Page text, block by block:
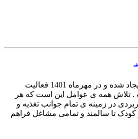
مگ فود در آذر ماه 1400 ایجاد شده و در مهرماه 1401 فعالیت
تلاش همه ی عوامل این است که هر
در زمینه ی تمام جوانب تغذیه و
کودک تا سالمند و تمامی مشاغل فراهم